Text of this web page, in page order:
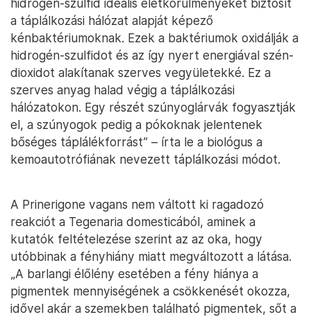
hidrogén-szulfid ideális életkörülményeket biztosít
a táplálkozási hálózat alapját képező
kénbaktériumoknak. Ezek a baktériumok oxidálják a
hidrogén-szulfidot és az így nyert energiával szén-
dioxidot alakítanak szerves vegyületekké. Ez a
szerves anyag halad végig a táplálkozási
hálózatokon. Egy részét szúnyoglárvák fogyasztják
el, a szúnyogok pedig a pókoknak jelentenek
bőséges táplálékforrást” – írta le a biológus a
kemoautotrófiának nevezett táplálkozási módot.
A Prinerigone vagans nem váltott ki ragadozó
reakciót a Tegenaria domesticából, aminek a
kutatók feltételezése szerint az az oka, hogy
utóbbinak a fényhiány miatt megváltozott a látása.
„A barlangi élőlény esetében a fény hiánya a
pigmentek mennyiségének a csökkenését okozza,
idővel akár a szemekben található pigmentek, sőt a